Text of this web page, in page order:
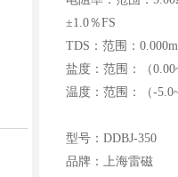
±1.0％FS
TDS：范围：
盐度：范围：（
温度：范围：（-
型号：DDBJ-350
品牌：上海雷磁